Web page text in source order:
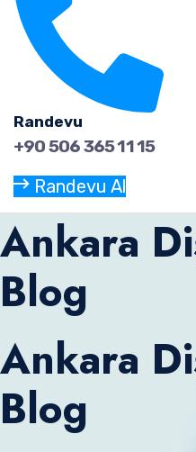
Randevu
+90 506 365 11 15
Randevu Al
Ankara
Blog
Ankara
Blog